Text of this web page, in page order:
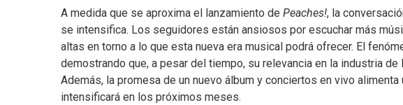
A medida que se aproxima el lanzamiento de Peaches!, la
se intensifica. Los seguidores están ansiosos por escuchar más
altas en torno a lo que esta nueva era musical podrá ofrecer. El
demostrando que, a pesar del tiempo, su relevancia en la industria de
Además, la promesa de un nuevo álbum y conciertos en vivo
intensificará en los próximos meses.